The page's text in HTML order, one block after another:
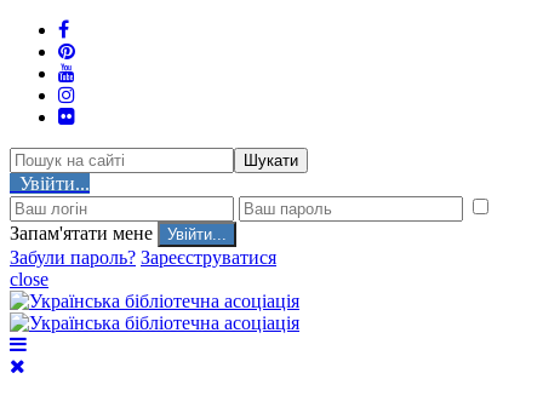
Шукати
Увійти...
Запам'ятати мене
Забули пароль? Зареєструватися
close